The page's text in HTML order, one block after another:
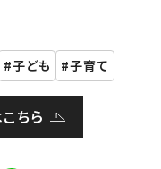
子ども 子育て
ちら